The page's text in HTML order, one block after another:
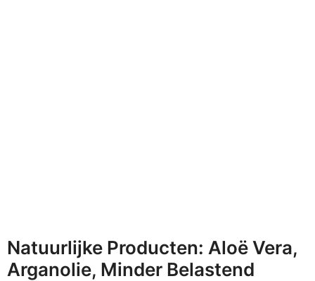
Natuurlijke Producten: Aloë Vera,
Arganolie, Minder Belastend